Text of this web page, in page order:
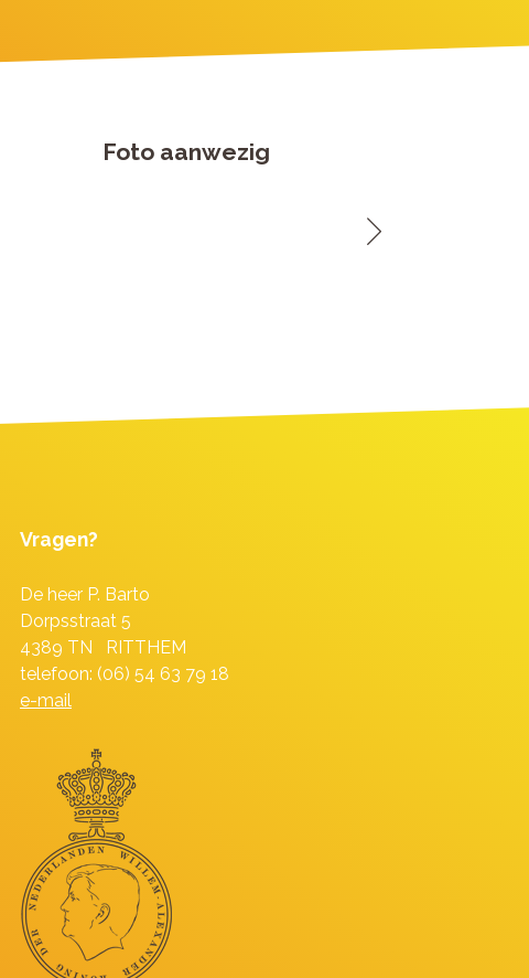
Foto aanwezig
Vragen?
De heer P. Barto
Dorpsstraat 5
4389 TN RITTHEM
telefoon: (06) 54 63 79 18
e-mail